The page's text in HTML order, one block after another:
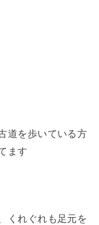
道を歩いている方
ます
くれぐれも足元を